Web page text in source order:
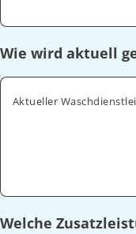
Wie wird aktuell
Aktueller
Welche